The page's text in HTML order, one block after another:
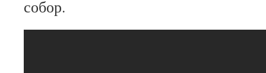
собор.